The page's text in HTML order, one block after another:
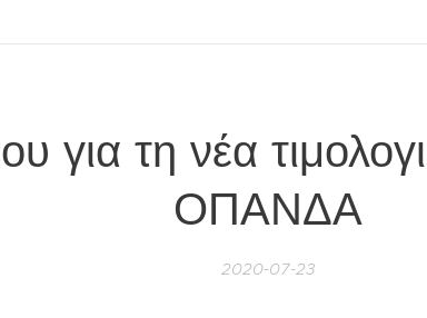
για τη νέα
ΟΠΑΝΔΑ
2020-07-23